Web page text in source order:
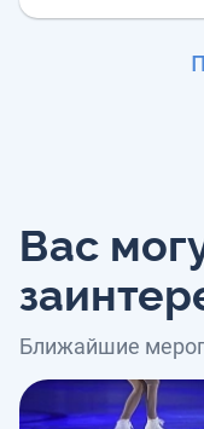
Вас
Ближайшие